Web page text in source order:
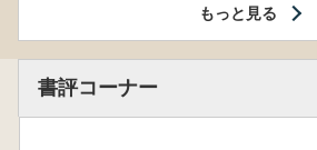
もっと見る
書評コーナー